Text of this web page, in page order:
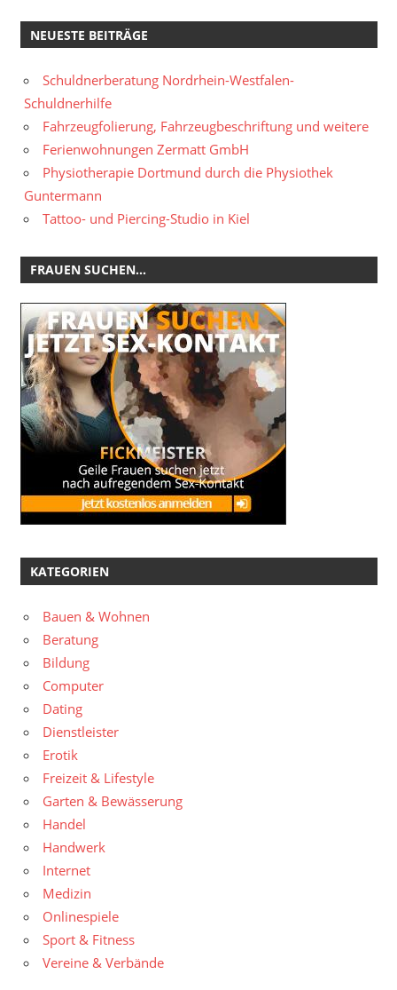
NEUESTE BEITRÄGE
Schuldnerberatung Nordrhein-Westfalen-
Schuldnerhilfe
Fahrzeugfolierung, Fahrzeugbeschriftung und weitere
Ferienwohnungen Zermatt GmbH
Physiotherapie Dortmund durch die Physiothek
Guntermann
Tattoo- und Piercing-Studio in Kiel
FRAUEN SUCHEN…
KATEGORIEN
Bauen & Wohnen
Beratung
Bildung
Computer
Dating
Dienstleister
Erotik
Freizeit & Lifestyle
Garten & Bewässerung
Handel
Handwerk
Internet
Medizin
Onlinespiele
Sport & Fitness
Vereine & Verbände